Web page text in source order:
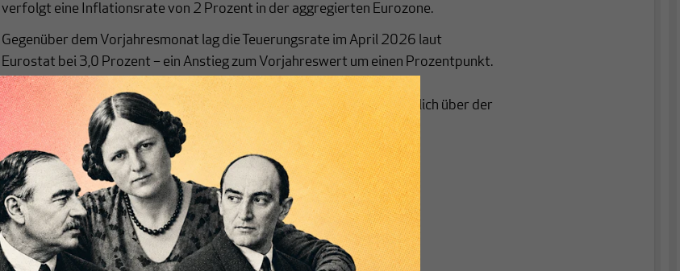
verfolgt eine Inflationsrate von 2 Prozent in der aggregierten Eurozone.
Gegenüber dem Vorjahresmonat lag die Teuerungsrate im April 2026 laut
Eurostat bei 3,0 Prozent – ein Anstieg zum Vorjahreswert um einen Prozentpunkt.
Im gleichen Zeitraum (April 2026) lag der Wert für Deutschland laut
Statistischem Bundesamt bei 2,9 Prozent. Beide Werte liegen so deutlich über der
Zielmarke.